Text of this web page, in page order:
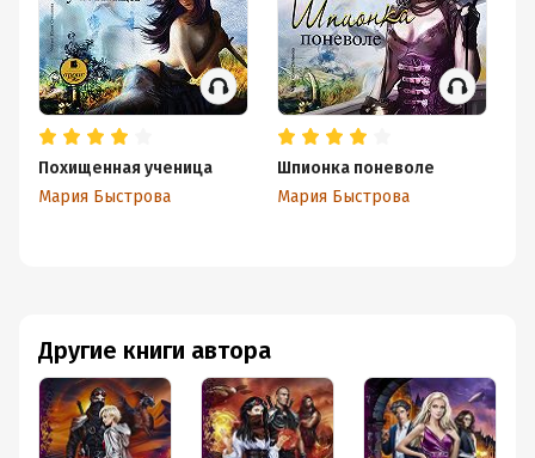
Другие книги автора
Похищенная ученица
Мария Быстрова
Шпионка поневоле
Мария Быстрова